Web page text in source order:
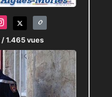
/ 1.465 vues